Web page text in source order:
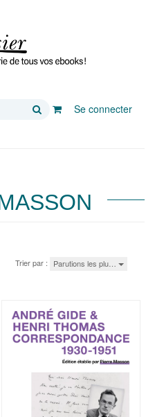
Se connecter
Trier par : Parutions les plu…